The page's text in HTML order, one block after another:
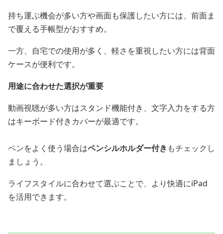
持ち運ぶ機会が多い方や画面も保護したい方には、前面ま
で覆える手帳型がおすすめ。
一方、自宅での使用が多く、軽さを重視したい方には背面
ケースが便利です。
用途に合わせた選択が重要
動画視聴が多い方はスタンド機能付き、文字入力をする方
はキーボード付きカバーが最適です。
ペンをよく使う場合はペンシルホルダー付き もチェックし
ましょう。
ライフスタイルに合わせて選ぶことで、より快適にiPad
を活用できます。